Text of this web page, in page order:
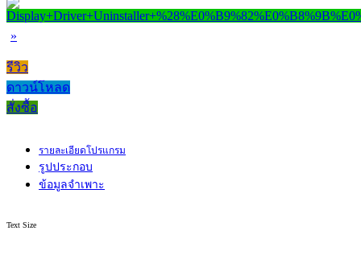
»
รีวิว
ดาวน์โหลด
สั่งซื้อ
รายละเอียดโปรแกรม
รูปประกอบ
ข้อมูลจำเพาะ
Text Size